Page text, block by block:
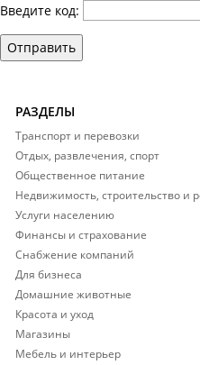
Введите код:
Отправить
РАЗДЕЛЫ
Транспорт и перевозки
Отдых, развлечения, спорт
Общественное питание
Недвижимость, строительство и
Услуги населению
Финансы и страхование
Снабжение компаний
Для бизнеса
Домашние животные
Красота и уход
Магазины
Мебель и интерьер